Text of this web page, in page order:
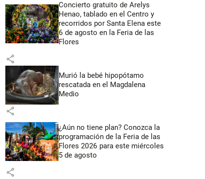
Concierto gratuito de Arelys
Henao, tablado en el Centro y
recorridos por Santa Elena este
6 de agosto en la Feria de las
Flores
share
Murió la bebé hipopótamo
rescatada en el Magdalena
Medio
share
¿Aún no tiene plan? Conozca la
programación de la Feria de las
Flores 2026 para este miércoles
5 de agosto
share